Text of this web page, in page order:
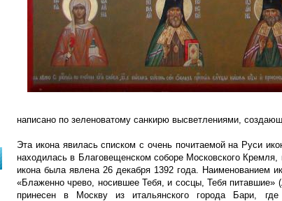
написано по зеленоватому санкирю высветлениями,
Эта икона явилась списком с очень почитаемой на Руси
находилась в Благовещенском соборе Московского
икона была явлена 26 декабря 1392 года. Наименованием
«Блаженно чрево, носившее Тебя, и сосцы, Тебя питавшие»
принесен в Москву из итальянского города Бари,